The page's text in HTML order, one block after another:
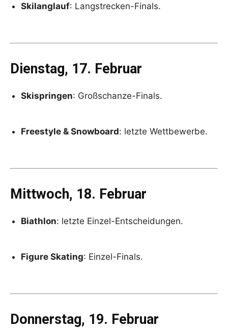
Skilanglauf: Langstrecken-Finals.
Dienstag, 17. Februar
Skispringen: Großschanze-Finals.
Freestyle & Snowboard: letzte Wettbewerbe.
Mittwoch, 18. Februar
Biathlon: letzte Einzel-Entscheidungen.
Figure Skating: Einzel-Finals.
Donnerstag, 19. Februar